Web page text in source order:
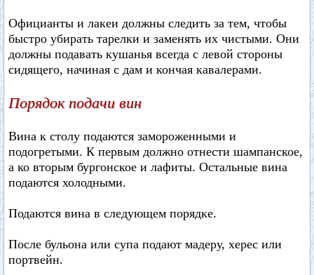
Официанты и лакеи должны следить за тем, чтобы
быстро убирать тарелки и заменять их чистыми. Они
должны подавать кушанья всегда с левой стороны
сидящего, начиная с дам и кончая кавалерами.
Порядок подачи вин
Вина к столу подаются замороженными и
подогретыми. К первым должно отнести шампанское,
а ко вторым бургонское и лафиты. Остальные вина
подаются холодными.
Подаются вина в следующем порядке.
После бульона или супа подают мадеру, херес или
портвейн.